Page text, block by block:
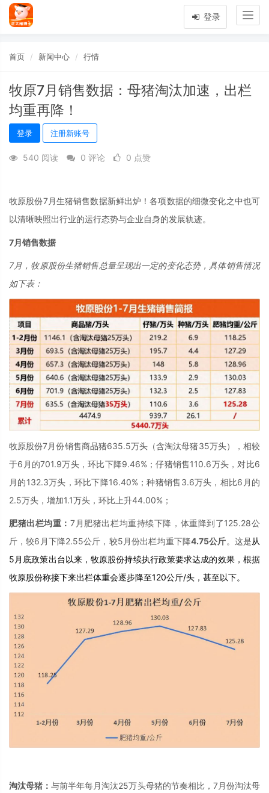
登录
首页 新闻中心 行情
牧原7月销售数据：母猪淘汰加速，出栏
均重再降！
登录 注册新账号
540 阅读 0 评论 0 点赞
牧原股份7月生猪销售数据新鲜出炉！各项数据的细微变化之中也可
以清晰映照出行业的运行态势与企业自身的发展轨迹。
7月销售数据
7月，牧原股份生猪销售总量呈现出一定的变化态势，具体销售情况
如下表：
牧原股份7月份销售商品猪635.5万头（含淘汰母猪35万头），相较
于6月的701.9万头，环比下降9.46%；仔猪销售110.6万头，对比6
月的132.3万头，环比下降16.40%；种猪销售3.6万头，相比6月的
2.5万头，增加1.1万头，环比上升44.00%；
肥猪出栏均重：7月肥猪出栏均重持续下降，体重降到了125.28公
斤，较6月下降2.55公斤，较5月份出栏均重下降4.75公斤。这是从
5月底政策出台以来，牧原股份持续执行政策要求达成的效果，根据
牧原股份称接下来出栏体重会逐步降至120公斤/头，甚至以下。
淘汰母猪：与前半年每月淘汰25万头母猪的节奏相比，7月份淘汰母